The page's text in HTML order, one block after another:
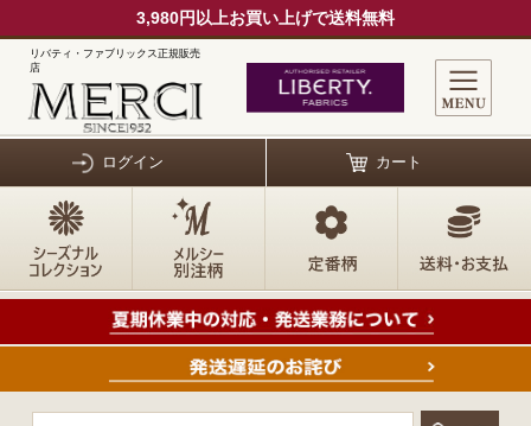
3,980円以上お買い上げで送料無料
リバティ・ファブリックス正規販売
店
ログイン カート